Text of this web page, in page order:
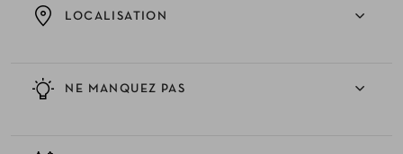
NE MANQUEZ PAS
LOCALISATION